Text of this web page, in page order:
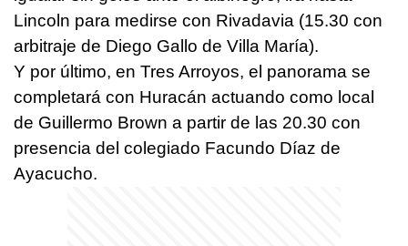
Lincoln para medirse con Rivadavia (15.30 con
arbitraje de Diego Gallo de Villa María).
Y por último, en Tres Arroyos, el panorama se
completará con Huracán actuando como local
de Guillermo Brown a partir de las 20.30 con
presencia del colegiado Facundo Díaz de
Ayacucho.